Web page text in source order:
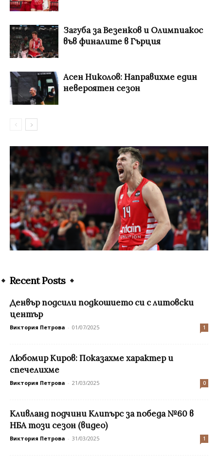
Загуба за Везенков и Олимпиакос
във финалите в Гърция
Асен Николов: Направихме един
невероятен сезон
Recent Posts
Денвър подсили подкошието си с литовски
център
Виктория Петрова - 01/07/2025 1
Любомир Киров: Показахме характер и
спечелихме
Виктория Петрова - 21/03/2025 0
Кливланд подчини Клипърс за победа №60 в
НБА този сезон (видео)
Виктория Петрова - 31/03/2025 1